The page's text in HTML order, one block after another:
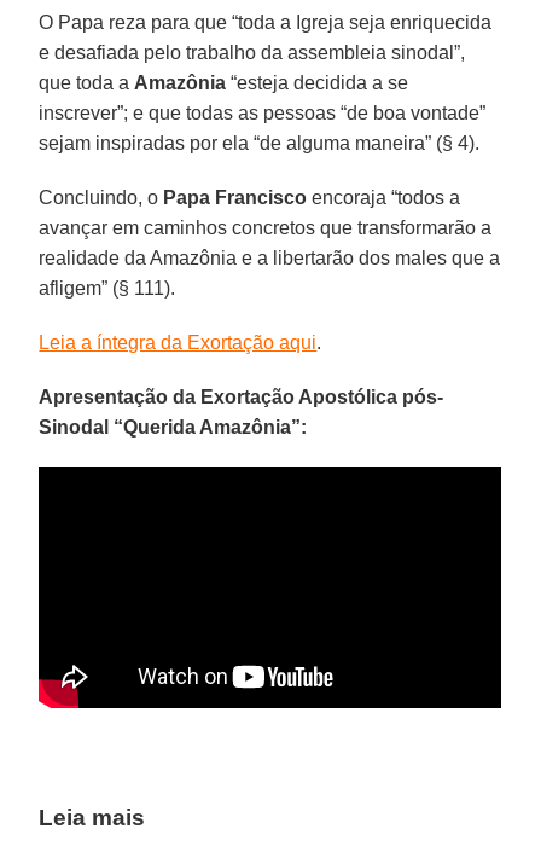
O Papa reza para que “toda a Igreja seja enriquecida
e desafiada pelo trabalho da assembleia sinodal”,
que toda a Amazônia “esteja decidida a se
inscrever”; e que todas as pessoas “de boa vontade”
sejam inspiradas por ela “de alguma maneira” (§ 4).
Concluindo, o Papa Francisco encoraja “todos a
avançar em caminhos concretos que transformarão a
realidade da Amazônia e a libertarão dos males que a
afligem” (§ 111).
Leia a íntegra da Exortação aqui.
Apresentação da Exortação Apostólica pós-
Sinodal “Querida Amazônia”:
Leia mais